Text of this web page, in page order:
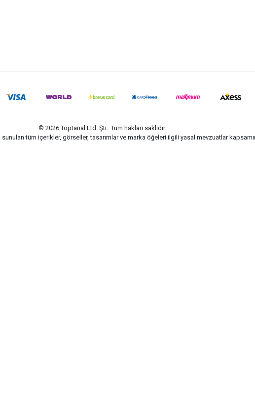
© 2026 Toptanal Ltd. Şti.. Tüm hakları saklıdır.
tüm içerikler, görseller, tasarımlar ve marka öğeleri ilgili yasal mevzuatlar